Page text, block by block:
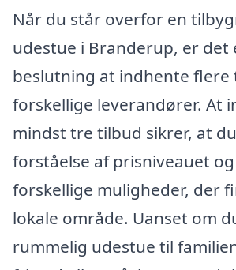
Når du står overfor en
udestue i Branderup, er det
beslutning at indhente flere
forskellige leverandører. At
mindst tre tilbud sikrer, at
forståelse af prisniveauet
forskellige muligheder, der
lokale område. Uanset om
rummelig udestue til